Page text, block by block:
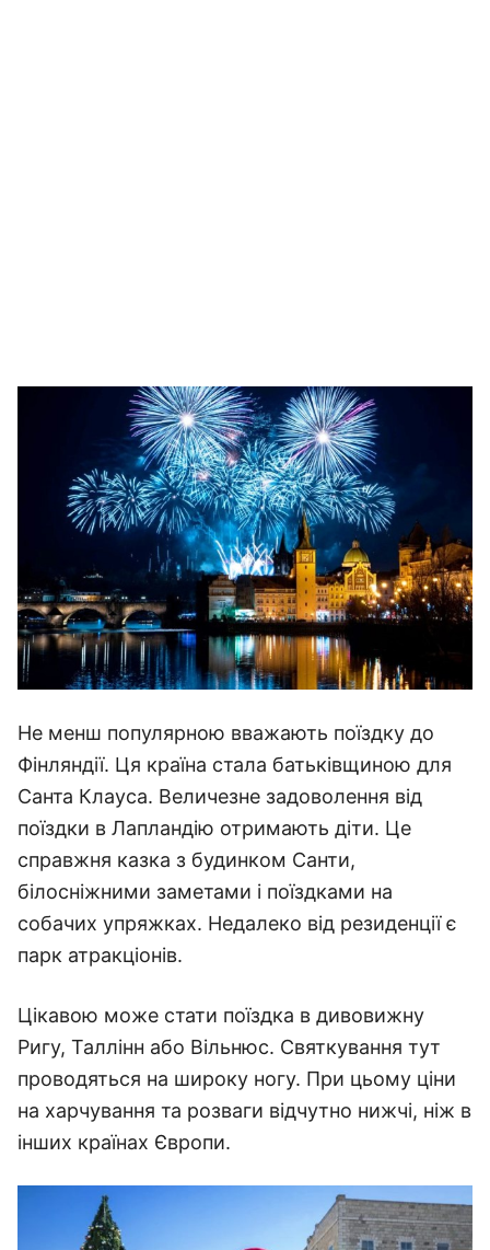
Не менш популярною вважають поїздку до
Фінляндії. Ця країна стала батьківщиною для
Санта Клауса. Величезне задоволення від
поїздки в Лапландію отримають діти. Це
справжня казка з будинком Санти,
білосніжними заметами і поїздками на
собачих упряжках. Недалеко від резиденції є
парк атракціонів.
Цікавою може стати поїздка в дивовижну
Ригу, Таллінн або Вільнюс. Святкування тут
проводяться на широку ногу. При цьому ціни
на харчування та розваги відчутно нижчі, ніж в
інших країнах Європи.